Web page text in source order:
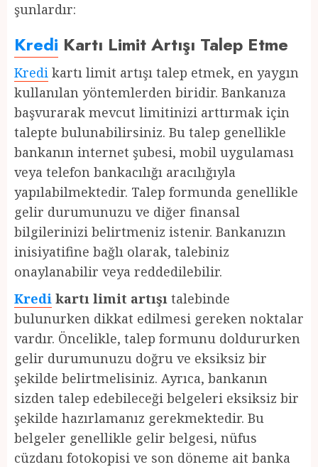
şunlardır:
Kredi Kartı Limit Artışı Talep Etme
Kredi kartı limit artışı talep etmek, en yaygın
kullanılan yöntemlerden biridir. Bankanıza
başvurarak mevcut limitinizi arttırmak için
talepte bulunabilirsiniz. Bu talep genellikle
bankanın internet şubesi, mobil uygulaması
veya telefon bankacılığı aracılığıyla
yapılabilmektedir. Talep formunda genellikle
gelir durumunuzu ve diğer finansal
bilgilerinizi belirtmeniz istenir. Bankanızın
inisiyatifine bağlı olarak, talebiniz
onaylanabilir veya reddedilebilir.
Kredi kartı limit artışı talebinde
bulunurken dikkat edilmesi gereken noktalar
vardır. Öncelikle, talep formunu doldururken
gelir durumunuzu doğru ve eksiksiz bir
şekilde belirtmelisiniz. Ayrıca, bankanın
sizden talep edebileceği belgeleri eksiksiz bir
şekilde hazırlamanız gerekmektedir. Bu
belgeler genellikle gelir belgesi, nüfus
cüzdanı fotokopisi ve son döneme ait banka